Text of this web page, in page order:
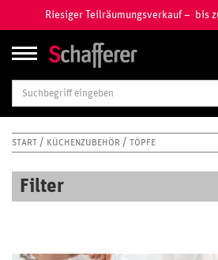
Riesiger Teilräumungsverkauf – bis
START KÜCHENZUBEHÖR TÖPFE
Filter